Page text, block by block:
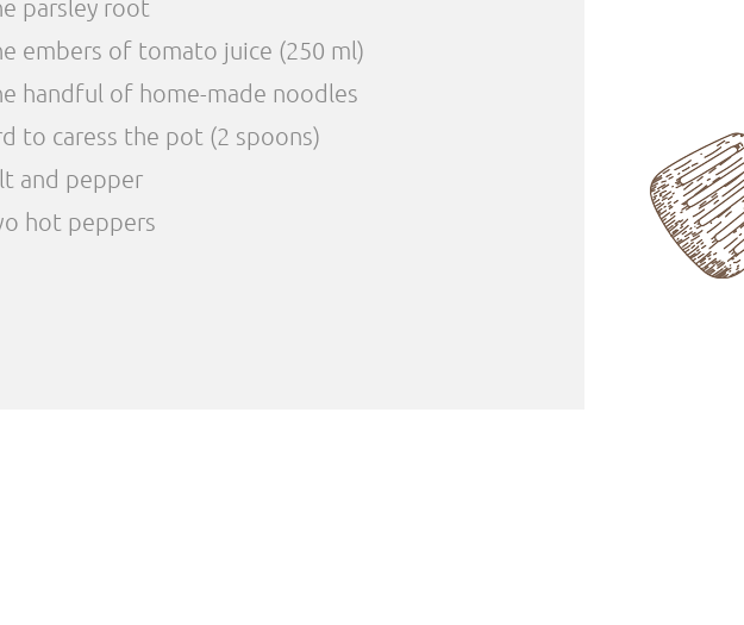
parsley root
embers of tomato juice (250 ml)
handful of home-made noodles
to caress the pot (2 spoons)
and pepper
hot peppers